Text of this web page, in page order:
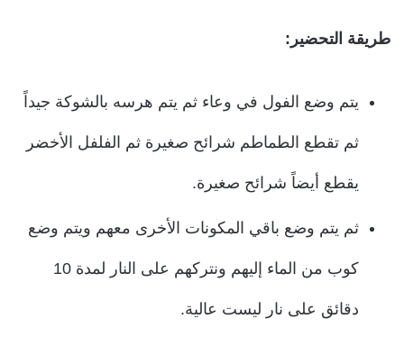
طريقة التحضير:
يتم وضع الفول في وعاء ثم يتم هرسه بالشوكة جيداً
ثم تقطع الطماطم شرائح صغيرة ثم الفلفل الأخضر
يقطع أيضاً شرائح صغيرة.
ثم يتم وضع باقي المكونات الأخرى معهم ويتم وضع
كوب من الماء إليهم ونتركهم على النار لمدة 10
دقائق على نار ليست عالية.